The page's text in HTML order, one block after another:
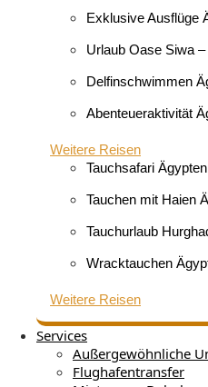
Exklusive Ausflüge
Urlaub Oase Siwa
Delfinschwimmen
Abenteueraktivität
Weitere Reisen
Tauchsafari
Tauchen mit Haien
Tauchurlaub
Wracktauchen
Weitere Reisen
Services
Außergewöhnliche
Flughafentransfer